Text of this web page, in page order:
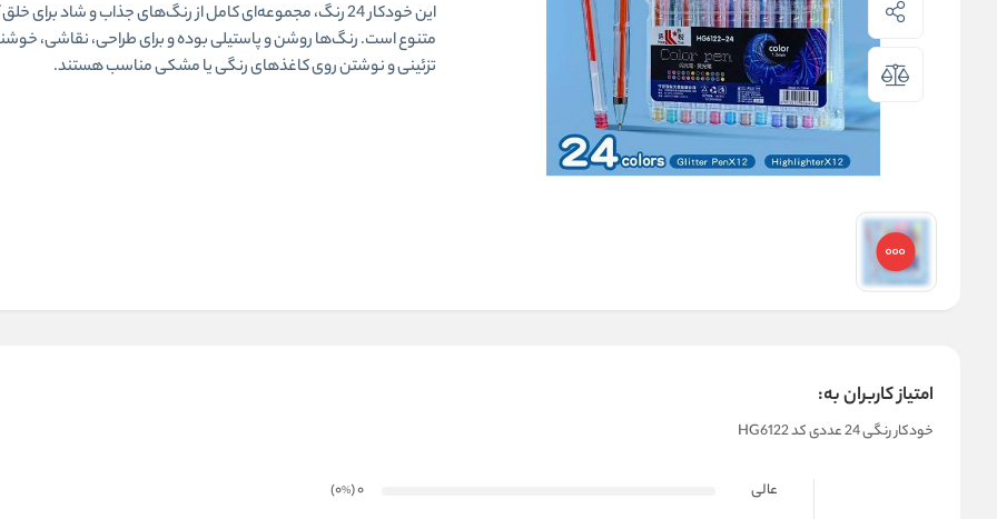
این خودکار 24 رنگ، مجموعه‌ای کامل از رنگ‌های جذاب و شاد برای
متنوع است. رنگ‌ها روشن و پاستیلی بوده و برای طراحی، نقاشی،
تزئینی و نوشتن روی کاغذهای رنگی یا مشکی مناسب هستند.
امتیاز کاربران به:
خودکار رنگی 24 عددی کد HG6122
عالی 0
(0
%
)